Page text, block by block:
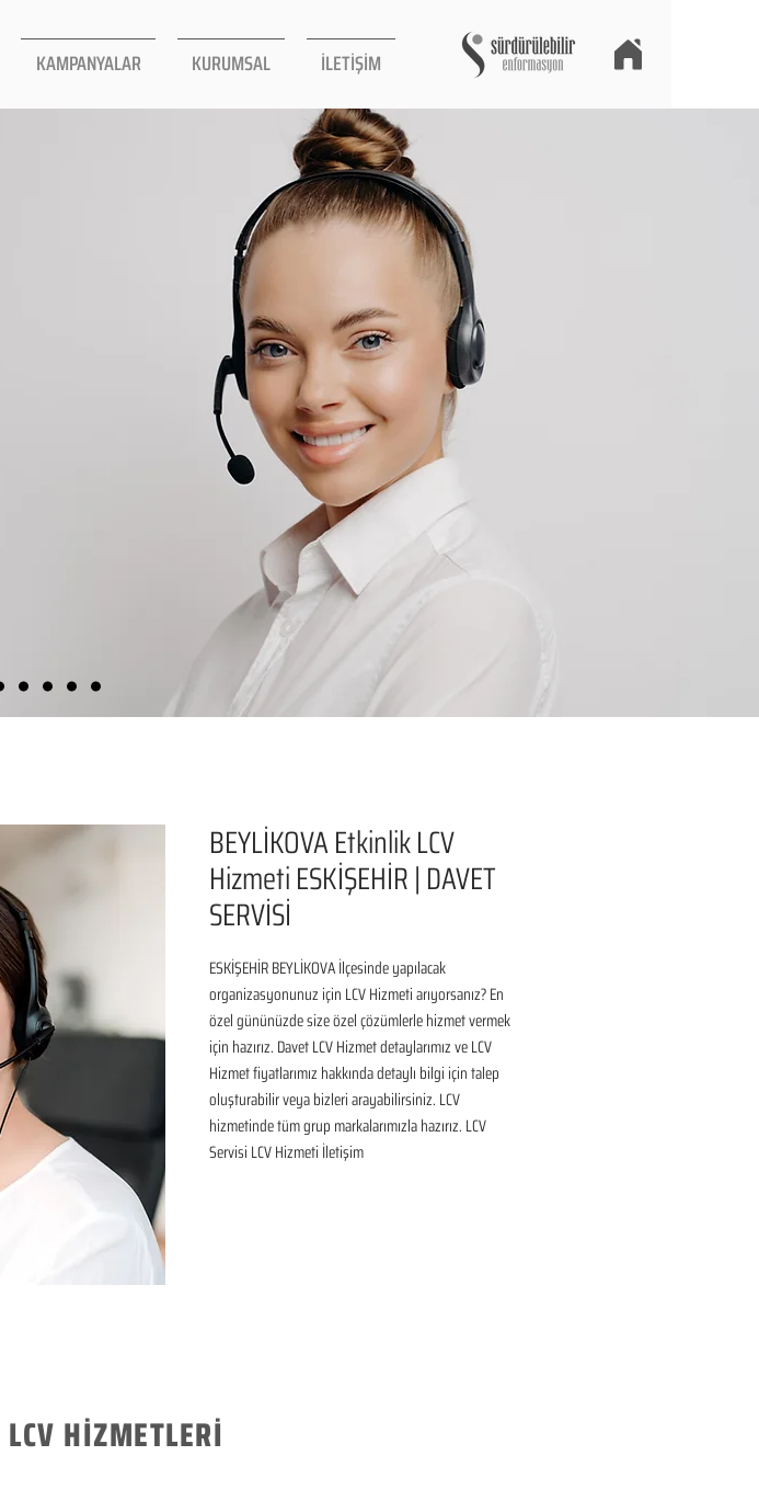
KAMPANYALAR KURUMSAL İLETİŞİM
BEYLİKOVA Etkinlik LCV
Hizmeti ESKİŞEHİR | DAVET
SERVİSİ
ESKİŞEHİR BEYLİKOVA İlçesinde yapılacak
organizasyonunuz için LCV Hizmeti arıyorsanız? En
özel gününüzde size özel çözümlerle hizmet vermek
için hazırız. Davet LCV Hizmet detaylarımız ve LCV
Hizmet fiyatlarımız hakkında detaylı bilgi için talep
oluşturabilir veya bizleri arayabilirsiniz. LCV
hizmetinde tüm grup markalarımızla hazırız. LCV
Servisi LCV Hizmeti İletişim
HİZMETLERİ